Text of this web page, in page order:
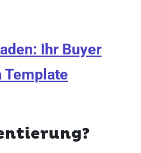
Ihr Buyer
Template